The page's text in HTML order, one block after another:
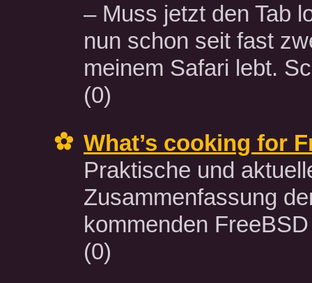
– Muss jetzt den Tab
nun schon seit fast
meinem Safari lebt.
(0)
What’s cooking for
Praktische und
Zusammenfassung
kommenden
(0)